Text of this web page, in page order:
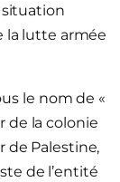
situation
la lutte armée
le nom de «
de la colonie
de Palestine,
de l’entité